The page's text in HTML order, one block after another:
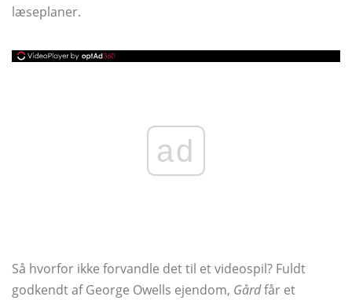
læseplaner.
ad
Så hvorfor ikke forvandle det til et videospil? Fuldt
godkendt af George Owells ejendom, Gårdfår et